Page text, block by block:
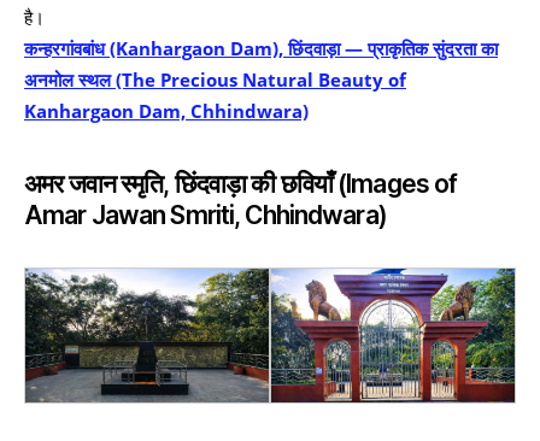
है।
कन्हरगांवबांध (Kanhargaon Dam), छिंदवाड़ा — प्राकृतिक सुंदरता का
अनमोल स्थल (The Precious Natural Beauty of
Kanhargaon Dam, Chhindwara)
अमर जवान स्मृति, छिंदवाड़ा की छवियाँ (Images of
Amar Jawan Smriti, Chhindwara)